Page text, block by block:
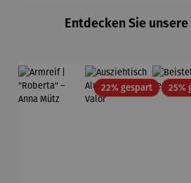
Entdecken Sie
22% gespartRabatt
25%